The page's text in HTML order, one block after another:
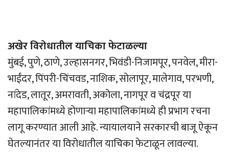
अखेर विरोधातील याचिका फेटाळल्या
मुंबई, पुणे, ठाणे, उल्हासनगर, भिवंडी-निजामपूर, पनवेल, मीरा-
भाईंदर, पिंपरी-चिंचवड, नाशिक, सोलापूर, मालेगाव, परभणी,
नांदेड, लातूर, अमरावती, अकोला, नागपूर व चंद्रपूर या
महापालिकांमध्ये होणार्‍या महापालिकांमध्ये ही प्रभाग रचना
लागू करण्यात आली आहे. न्यायालयाने सरकारची बाजू ऐकून
घेतल्यानंतर या विरोधातील याचिका फेटाळून लावल्या.